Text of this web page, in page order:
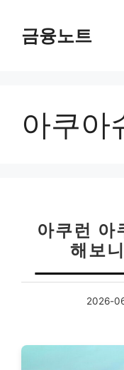
금융노트
아쿠아
아쿠런 아
해보
2026-